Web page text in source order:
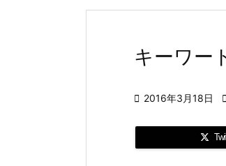
キーワー
 2016年3月18日 